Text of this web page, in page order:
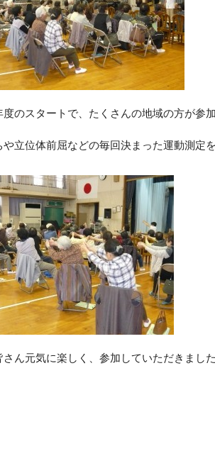
度のスタートで、たくさんの地域の方が参
や立位体前屈などの毎回決まった運動測定
さん元気に楽しく、参加していただきまし